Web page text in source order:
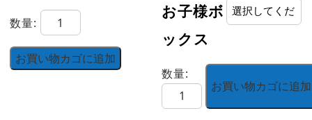
数量:
っ
ぱ
お買い物カゴに追加
お子様ボ
ックス
数量:
子
お買い物カゴに追加